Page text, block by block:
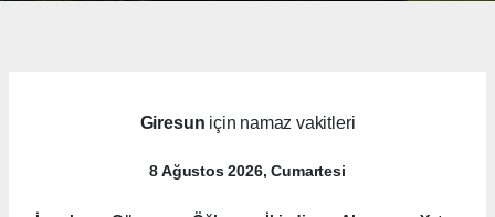
Giresun için namaz vakitleri
8 Ağustos 2026, Cumartesi